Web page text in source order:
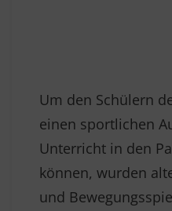
Um den Schülern
einen sportlichen
Unterricht in den
können, wurden
und